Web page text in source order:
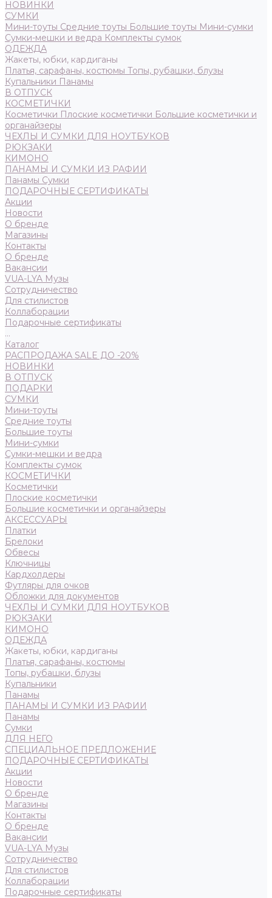
НОВИНКИ
СУМКИ
Мини-тоуты Средние тоуты Большие тоуты Мини-сумки
Сумки-мешки и ведра Комплекты сумок
ОДЕЖДА
Жакеты, юбки, кардиганы
Платья, сарафаны, костюмы Топы, рубашки, блузы
Купальники Панамы
В ОТПУСК
КОСМЕТИЧКИ
Косметички Плоские косметички Большие косметички и
органайзеры
ЧЕХЛЫ И СУМКИ ДЛЯ НОУТБУКОВ
РЮКЗАКИ
КИМОНО
ПАНАМЫ И СУМКИ ИЗ РАФИИ
Панамы Сумки
ПОДАРОЧНЫЕ СЕРТИФИКАТЫ
Акции
Новости
О бренде
Магазины
Контакты
О бренде
Вакансии
VUA-LYA Музы
Сотрудничество
Для стилистов
Коллаборации
Подарочные сертификаты
...
Каталог
РАСПРОДАЖА SALE ДО -20%
НОВИНКИ
В ОТПУСК
ПОДАРКИ
СУМКИ
Мини-тоуты
Средние тоуты
Большие тоуты
Мини-сумки
Сумки-мешки и ведра
Комплекты сумок
КОСМЕТИЧКИ
Косметички
Плоские косметички
Большие косметички и органайзеры
АКСЕССУАРЫ
Платки
Брелоки
Обвесы
Ключницы
Кардхолдеры
Футляры для очков
Обложки для документов
ЧЕХЛЫ И СУМКИ ДЛЯ НОУТБУКОВ
РЮКЗАКИ
КИМОНО
ОДЕЖДА
Жакеты, юбки, кардиганы
Платья, сарафаны, костюмы
Топы, рубашки, блузы
Купальники
Панамы
ПАНАМЫ И СУМКИ ИЗ РАФИИ
Панамы
Сумки
ДЛЯ НЕГО
СПЕЦИАЛЬНОЕ ПРЕДЛОЖЕНИЕ
ПОДАРОЧНЫЕ СЕРТИФИКАТЫ
Акции
Новости
О бренде
Магазины
Контакты
О бренде
Вакансии
VUA-LYA Музы
Сотрудничество
Для стилистов
Коллаборации
Подарочные сертификаты